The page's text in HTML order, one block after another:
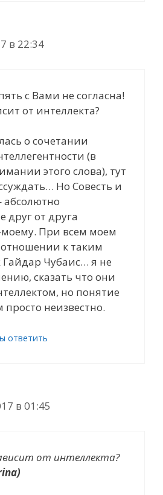
в 22:34
с Вами не согласна!
от интеллекта?
о сочетании
(в
этого слова), тут
Но Совесть и
абсолютно
друг от друга
При всем моем
к таким
Гайдар Чубаис… я не
сказать что они
но понятие
просто неизвестно.
ответить
в 01:45
от интеллекта?